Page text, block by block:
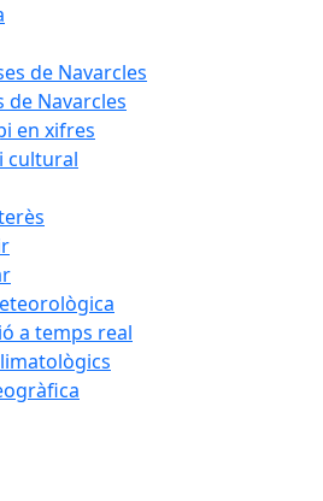
de Navarcles
de Navarcles
en xifres
cultural
a temps real